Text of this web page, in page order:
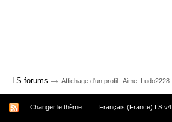
LS forums → Affichage d'un profil : Aime: Ludo2228
Changer le thème Français (France) LS v4